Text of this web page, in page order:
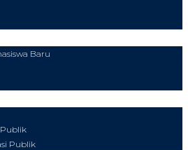
Baru
Publik